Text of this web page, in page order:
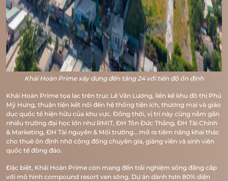
Khải Hoàn Prime xây dựng đến tầng 24 với tiến độ ổn định
Khải Hoàn Prime tọa lạc trên trục Lê Văn Lương, liền kề khu đô thị Phú
Mỹ Hưng, thuận tiện kết nối đến hệ thống tiện ích, thương mại và giáo
dục quốc tế hiện hữu của khu vực. Đồng thời, vị trí này cũng nằm gần
nhiều trường đại học lớn như RMIT, ĐH Tôn Đức Thắng, ĐH Tài Chính
& Marketing, ĐH Tài nguyên & Môi trường… mở ra tiềm năng khai thác
cho thuê ổn định nhờ cộng đồng chuyên gia, giảng viên và sinh viên
quốc tế đông đảo.
Đặc biệt, Khải Hoàn Prime còn mang đến trải nghiệm sống đẳng cấp
với mô hình compound resort ven sông. Dự án dành hơn 80% diện